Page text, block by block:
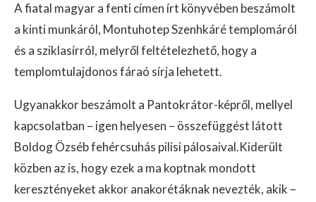
A fiatal magyar a fenti címen írt könyvében beszámolt
a kinti munkáról, Montuhotep Szenhkáré templomáról
és a sziklasírról, melyről feltételezhető, hogy a
templomtulajdonos fáraó sírja lehetett.
Ugyanakkor beszámolt a Pantokrátor-képről, mellyel
kapcsolatban – igen helyesen – összefüggést látott
Boldog Özséb fehércsuhás pilisi pálosaival.Kiderült
közben az is, hogy ezek a ma koptnak mondott
keresztényeket akkor anakorétáknak nevezték, akik –